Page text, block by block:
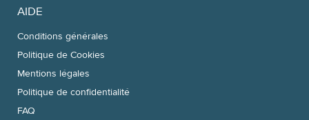
AIDE
Conditions générales
Politique de Cookies
Mentions légales
Politique de confidentialité
FAQ